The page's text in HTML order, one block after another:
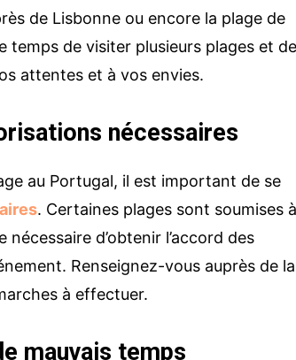
Votre nom et prénom
Votre e-mail
Objet de votre demande
de Lisbonne ou encore la plage de
temps de visiter plusieurs plages et de
attentes et à vos envies.
nécessaires
au Portugal, il est important de se
. Certaines plages sont soumises à
d’obtenir l’accord des
Renseignez-vous auprès de la
à effectuer.
mauvais temps